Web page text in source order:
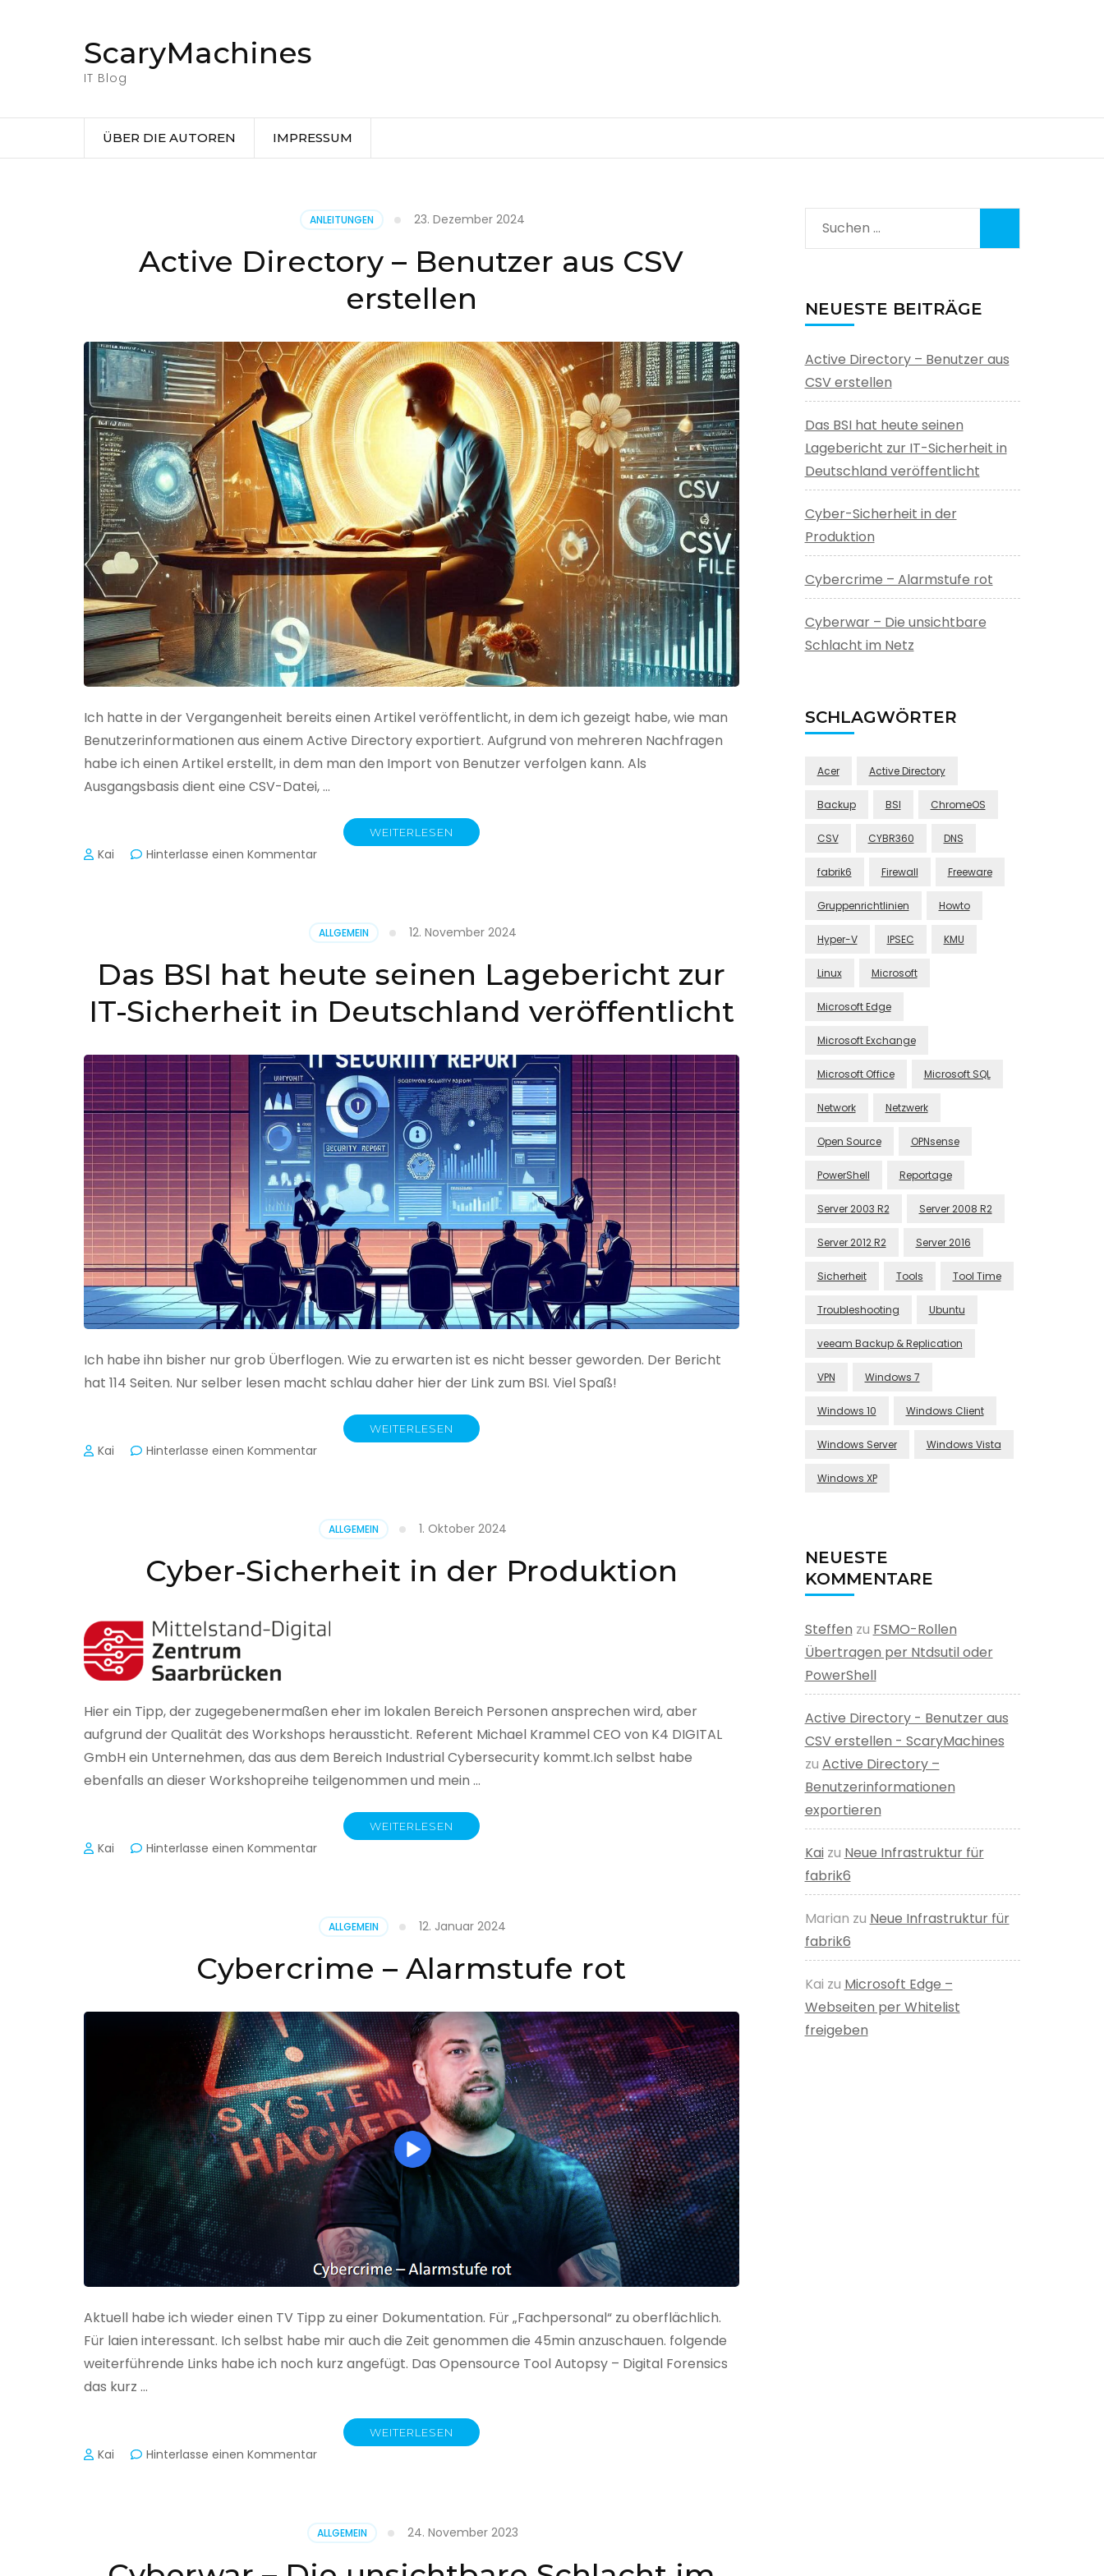
(Eingabetaste
ScaryMachines
IT Blog
ÜBER DIE AUTOREN IMPRESSUM
ANLEITUNGEN 23. Dezember 2024
Active Directory – Benutzer aus CSV
erstellen
Ich hatte in der Vergangenheit bereits einen Artikel veröffentlicht, in dem ich gezeigt habe, wie man
Benutzerinformationen aus einem Active Directory exportiert. Aufgrund von mehreren Nachfragen
habe ich einen Artikel erstellt, in dem man den Import von Benutzer verfolgen kann. Als
Ausgangsbasis dient eine CSV-Datei, …
WEITERLESEN
Kai Hinterlasse einen Kommentarzu
Benutzer
aus
erstellen
ALLGEMEIN 12. November 2024
Das BSI hat heute seinen Lagebericht zur
IT-Sicherheit in Deutschland veröffentlicht
Ich habe ihn bisher nur grob Überflogen. Wie zu erwarten ist es nicht besser geworden. Der Bericht
hat 114 Seiten. Nur selber lesen macht schlau daher hier der Link zum BSI. Viel Spaß!
WEITERLESEN
Kai Hinterlasse einen Kommentarzu
heute
seinen
zur
in
Deutschland
ALLGEMEIN 1. Oktober 2024
Cyber-Sicherheit in der Produktion
Hier ein Tipp, der zugegebenermaßen eher im lokalen Bereich Personen ansprechen wird, aber
aufgrund der Qualität des Workshops heraussticht. Referent Michael Krammel CEO von K4 DIGITAL
GmbH ein Unternehmen, das aus dem Bereich Industrial Cybersecurity kommt.Ich selbst habe
ebenfalls an dieser Workshopreihe teilgenommen und mein …
WEITERLESEN
Kai Hinterlasse einen Kommentarzu
der
Produktion
ALLGEMEIN 12. Januar 2024
Cybercrime – Alarmstufe rot
Aktuell habe ich wieder einen TV Tipp zu einer Dokumentation. Für „Fachpersonal“ zu oberflächlich.
Für laien interessant. Ich selbst habe mir auch die Zeit genommen die 45min anzuschauen. folgende
weiterführende Links habe ich noch kurz angefügt. Das Opensource Tool Autopsy – Digital Forensics
das kurz …
WEITERLESEN
Kai Hinterlasse einen Kommentarzu
rot
ALLGEMEIN 24. November 2023
Suchen
nach:
NEUESTE BEITRÄGE
Active Directory – Benutzer aus
CSV erstellen
Das BSI hat heute seinen
Lagebericht zur IT-Sicherheit in
Deutschland veröffentlicht
Cyber-Sicherheit in der
Produktion
Cybercrime – Alarmstufe rot
Cyberwar – Die unsichtbare
Schlacht im Netz
SCHLAGWÖRTER
Acer Active Directory
Backup BSI ChromeOS
CSV CYBR360 DNS
fabrik6 Firewall Freeware
Gruppenrichtlinien Howto
Hyper-V IPSEC KMU
Linux Microsoft
Microsoft Edge
Microsoft Exchange
Microsoft Office Microsoft SQL
Network Netzwerk
Open Source OPNsense
PowerShell Reportage
Server 2003 R2 Server 2008 R2
Server 2012 R2 Server 2016
Sicherheit Tools Tool Time
Troubleshooting Ubuntu
veeam Backup & Replication
VPN Windows 7
Windows 10 Windows Client
Windows Server Windows Vista
Windows XP
NEUESTE
KOMMENTARE
Steffen zu FSMO-Rollen
Übertragen per Ntdsutil oder
PowerShell
Active Directory - Benutzer aus
CSV erstellen - ScaryMachines
zu Active Directory –
Benutzerinformationen
exportieren
Kaizu Neue Infrastruktur für
fabrik6
Marian zu Neue Infrastruktur für
fabrik6
Kai zu Microsoft Edge –
Webseiten per Whitelist
freigeben